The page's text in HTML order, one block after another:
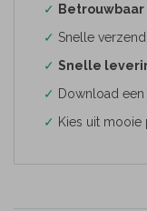
✓ Betrouwbaar
✓ Snelle
✓ Snelle
✓ Download
✓ Kies uit